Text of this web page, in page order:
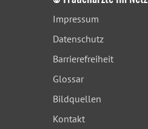
Impressum
Datenschutz
Barrierefreiheit
Glossar
Bildquellen
Kontakt